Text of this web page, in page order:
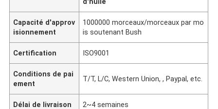
Capacité d'approv
isionnement
1000000 morceaux/morceaux par mo
is soutenant Bush
Certification ISO9001
Conditions de pai
ement
T/T, L/C, Western Union, , Paypal, etc.
Délai de livraison 2~4 semaines